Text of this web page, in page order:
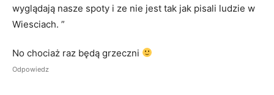
wyglądają nasze spoty i ze nie jest tak jak pisali ludzie w
Wiesciach. ”
No chociaż raz będą grzeczni
Odpowiedz